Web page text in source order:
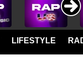
LIFESTYLE